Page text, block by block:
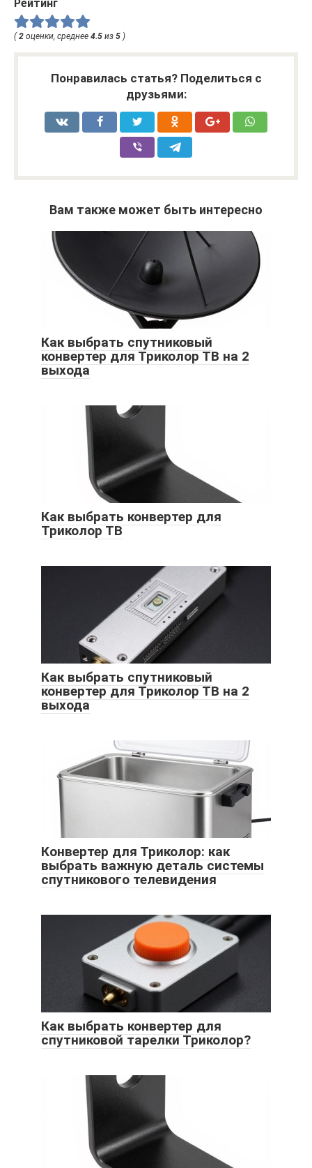
Рейтинг
(2 оценки, среднее 4.5 из 5 )
Понравилась статья? Поделиться с
друзьями:
Вам также может быть интересно
Как выбрать спутниковый
конвертер для Триколор ТВ на 2
выхода
Как выбрать конвертер для
Триколор ТВ
Как выбрать спутниковый
конвертер для Триколор ТВ на 2
выхода
Конвертер для Триколор: как
выбрать важную деталь системы
спутникового телевидения
Как выбрать конвертер для
спутниковой тарелки Триколор?